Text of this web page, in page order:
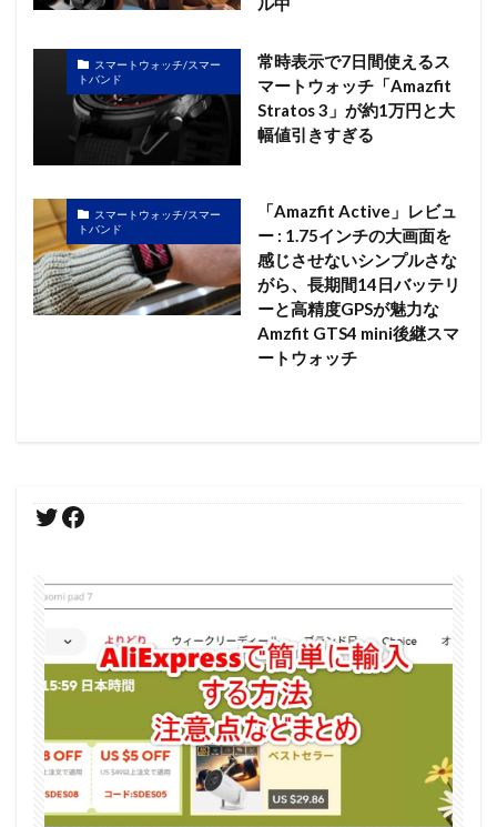
スマートウォッチ/スマー
トバンド
常時表示で7日間使えるス
マートウォッチ「Amazfit
Stratos 3」が約1万円と大
幅値引きすぎる
スマートウォッチ/スマー
トバンド
「Amazfit Active」レビュ
ー : 1.75インチの大画面を
感じさせないシンプルさな
がら、長期間14日バッテリ
ーと高精度GPSが魅力な
Amzfit GTS4 mini後継スマ
ートウォッチ